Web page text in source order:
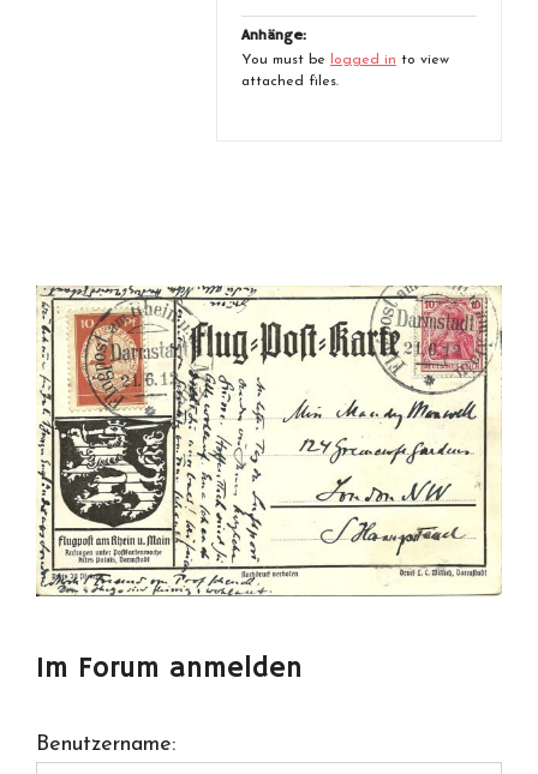
Anhänge:
You must be logged in to view
attached files.
Im Forum anmelden
Benutzername: